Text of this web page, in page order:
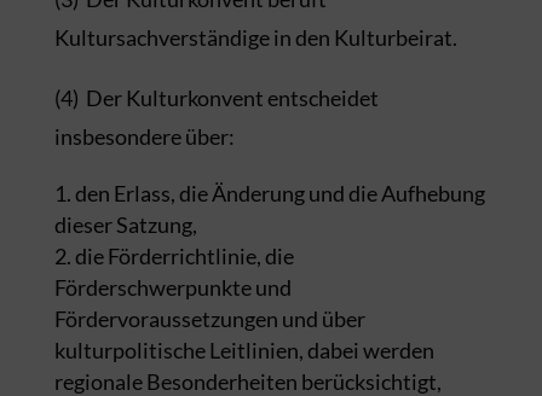
Kultursachverständige in den Kulturbeirat.
(4) Der Kulturkonvent entscheidet
insbesondere über:
den Erlass, die Änderung und die Aufhebung
dieser Satzung,
die Förderrichtlinie, die
Förderschwerpunkte und
Fördervoraussetzungen und über
kulturpolitische Leitlinien, dabei werden
regionale Besonderheiten berücksichtigt,